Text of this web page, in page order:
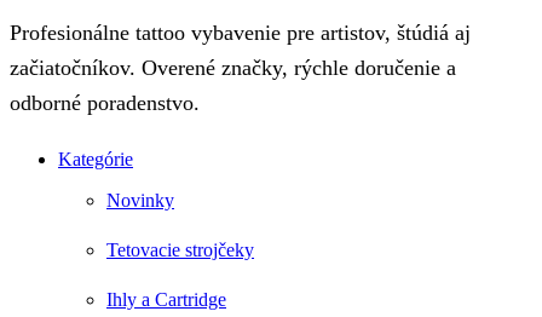
Profesionálne tattoo vybavenie pre artistov, štúdiá aj
začiatočníkov. Overené značky, rýchle doručenie a
odborné poradenstvo.
Kategórie
Novinky
Tetovacie strojčeky
Ihly a Cartridge